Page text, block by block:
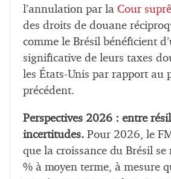
l’annulation par la Cour
des droits de douane
comme le Brésil bénéficient
significative de leurs taxes
les États-Unis par rapport au
précédent.
Perspectives 2026 : entre
incertitudes. Pour 2026, le
que la croissance du Brésil se
% à moyen terme, à mesure